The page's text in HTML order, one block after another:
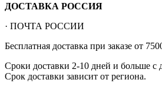
ДОСТАВКА РОССИЯ
· ПОЧТА РОССИИ
Бесплатная доставка при заказе от
Сроки доставки 2-10 дней и больше с
Срок доставки зависит от региона.